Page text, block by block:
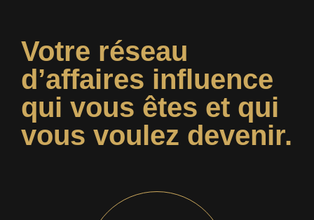
Votre réseau
d’affaires influence
qui vous êtes et qui
vous voulez devenir.